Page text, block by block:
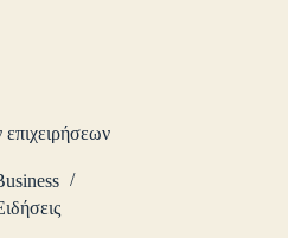
επιχειρήσεων